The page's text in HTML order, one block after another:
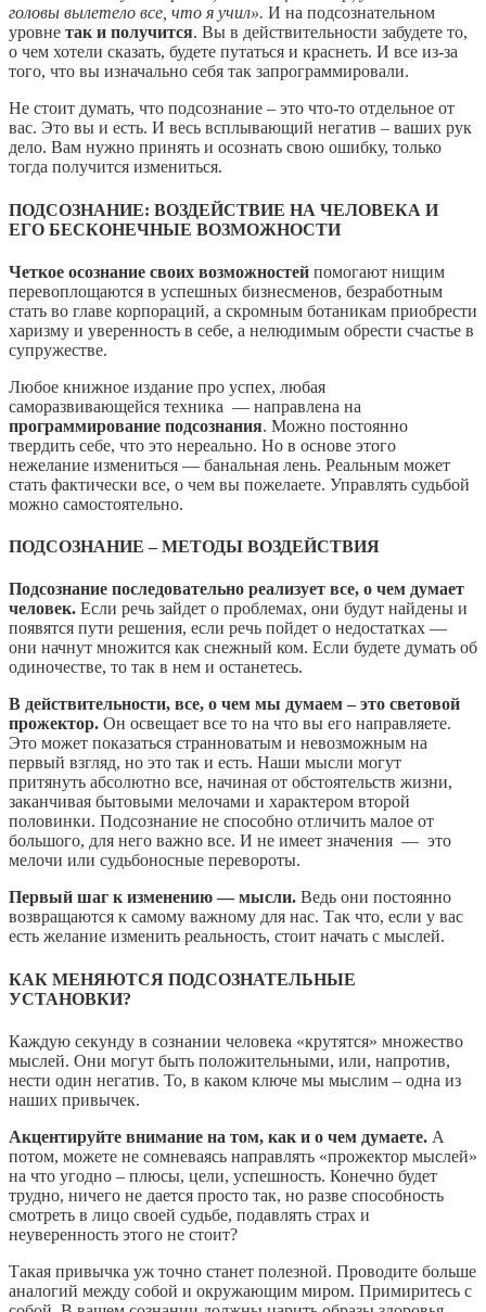
головы вылетело все, что я учил». И на подсознательном
уровне так и получится. Вы в действительности забудете то,
о чем хотели сказать, будете путаться и краснеть. И все из-за
того, что вы изначально себя так запрограммировали.
Не стоит думать, что подсознание – это что-то отдельное от
вас. Это вы и есть. И весь всплывающий негатив – ваших рук
дело. Вам нужно принять и осознать свою ошибку, только
тогда получится измениться.
ПОДСОЗНАНИЕ: ВОЗДЕЙСТВИЕ НА ЧЕЛОВЕКА И
ЕГО БЕСКОНЕЧНЫЕ ВОЗМОЖНОСТИ
Четкое осознание своих возможностей помогают нищим
перевоплощаются в успешных бизнесменов, безработным
стать во главе корпораций, а скромным ботаникам приобрести
харизму и уверенность в себе, а нелюдимым обрести счастье в
супружестве.
Любое книжное издание про успех, любая
саморазвивающейся техника — направлена на
программирование подсознания. Можно постоянно
твердить себе, что это нереально. Но в основе этого
нежелание измениться — банальная лень. Реальным может
стать фактически все, о чем вы пожелаете. Управлять судьбой
можно самостоятельно.
ПОДСОЗНАНИЕ – МЕТОДЫ ВОЗДЕЙСТВИЯ
Подсознание последовательно реализует все, о чем думает
человек. Если речь зайдет о проблемах, они будут найдены и
появятся пути решения, если речь пойдет о недостатках —
они начнут множится как снежный ком. Если будете думать об
одиночестве, то так в нем и останетесь.
В действительности, все, о чем мы думаем – это световой
прожектор. Он освещает все то на что вы его направляете.
Это может показаться странноватым и невозможным на
первый взгляд, но это так и есть. Наши мысли могут
притянуть абсолютно все, начиная от обстоятельств жизни,
заканчивая бытовыми мелочами и характером второй
половинки. Подсознание не способно отличить малое от
большого, для него важно все. И не имеет значения — это
мелочи или судьбоносные перевороты.
Первый шаг к изменению — мысли. Ведь они постоянно
возвращаются к самому важному для нас. Так что, если у вас
есть желание изменить реальность, стоит начать с мыслей.
КАК МЕНЯЮТСЯ ПОДСОЗНАТЕЛЬНЫЕ
УСТАНОВКИ?
Каждую секунду в сознании человека «крутятся» множество
мыслей. Они могут быть положительными, или, напротив,
нести один негатив. То, в каком ключе мы мыслим – одна из
наших привычек.
Акцентируйте внимание на том, как и о чем думаете. А
потом, можете не сомневаясь направлять «прожектор мыслей»
на что угодно – плюсы, цели, успешность. Конечно будет
трудно, ничего не дается просто так, но разве способность
смотреть в лицо своей судьбе, подавлять страх и
неуверенность этого не стоит?
Такая привычка уж точно станет полезной. Проводите больше
аналогий между собой и окружающим миром. Примиритесь с